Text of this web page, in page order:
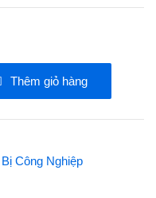
Thêm giỏ hàng
Công Nghiệp